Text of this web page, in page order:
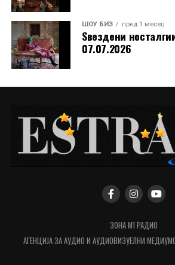
ШОУ БИЗ пред 1 месец
Ѕвездени
07.07.2026
ЗОНА М1 РАДИО
АГЕНЦИЈА ЗА АУДИО И АУДИОВИЗУЕЛНИ